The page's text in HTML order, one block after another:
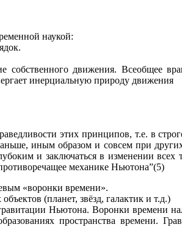
наукой:
собственного движения. Всеобщее
инерциальную природу движения
этих принципов, т.е. в
иным образом и совсем при
и заключаться в изменении всех
механике Ньютона”(5)
«воронки времени».
(планет, звёзд, галактик и т.д.)
Ньютона. Воронки времени
пространства времени.